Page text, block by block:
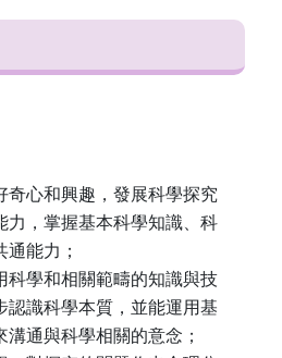
奇心和興趣，發展科學探究
力，掌握基本科學知識、科
能力；
科學和相關範疇的知識與技
認識科學本質，並能運用基
溝通與科學相關的意念；